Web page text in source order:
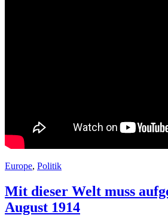
Europe, Politik
Mit dieser Welt muss
August 1914